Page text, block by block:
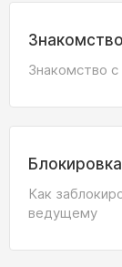
Знакомство
Как
ведущему